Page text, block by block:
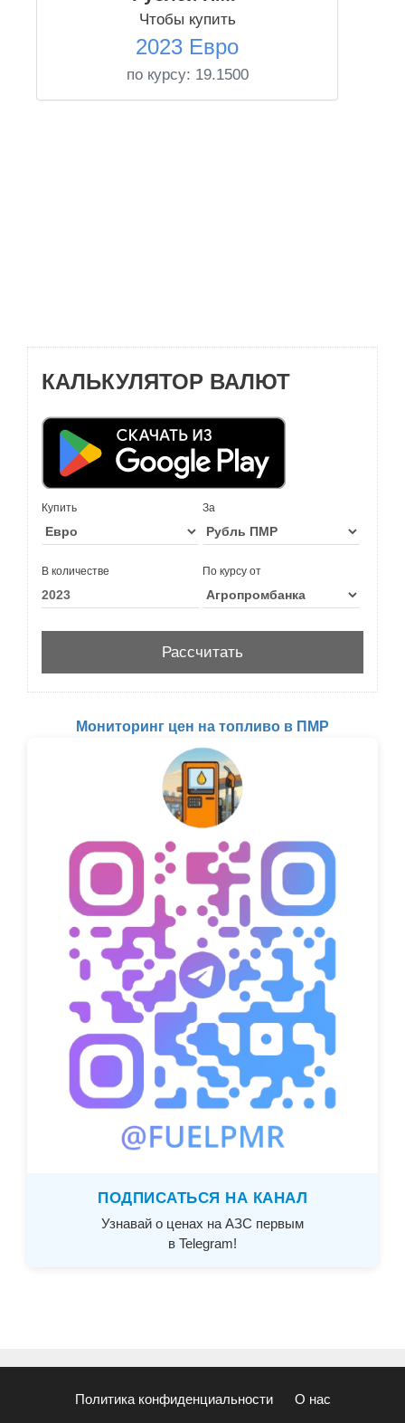
Чтобы купить
2023 Евро
по курсу: 19.1500
КАЛЬКУЛЯТОР ВАЛЮТ
Купить За
В количестве По курсу от
Мониторинг цен на топливо в ПМР
ПОДПИСАТЬСЯ НА КАНАЛ
Узнавай о ценах на АЗС первым
в Telegram!
Политика конфиденциальности О нас